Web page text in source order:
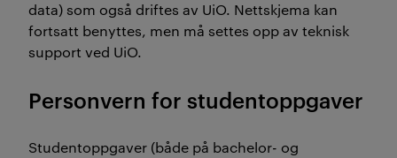
data) som også driftes av UiO. Nettskjema kan
fortsatt benyttes, men må settes opp av teknisk
support ved UiO.
Personvern for studentoppgaver
Studentoppgaver (både på bachelor- og